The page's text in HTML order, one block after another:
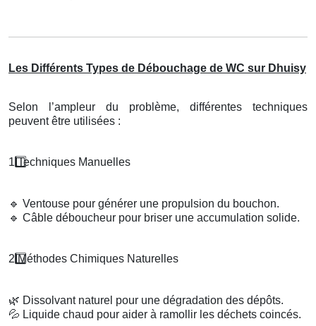
Les Différents Types de Débouchage de WC sur Dhuisy
Selon l’ampleur du problème, différentes techniques
peuvent être utilisées :
1️ Techniques Manuelles
🔹 Ventouse pour générer une propulsion du bouchon.
🔹 Câble déboucheur pour briser une accumulation solide.
2️ Méthodes Chimiques Naturelles
🌿 Dissolvant naturel pour une dégradation des dépôts.
💦 Liquide chaud pour aider à ramollir les déchets coincés.